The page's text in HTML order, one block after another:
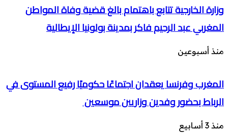
وزارة الخارجية تتابع باهتمام بالغ قضية وفاة المواطن
المغربي عبد الرحيم فاكر بمدينة بولونيا الإيطالية
منذ أسبوعين
المغرب وفرنسا يعقدان اجتماعًا حكوميًا رفيع المستوى في
الرباط بحضور وفدين وزاريين موسعين
منذ 3 أسابيع